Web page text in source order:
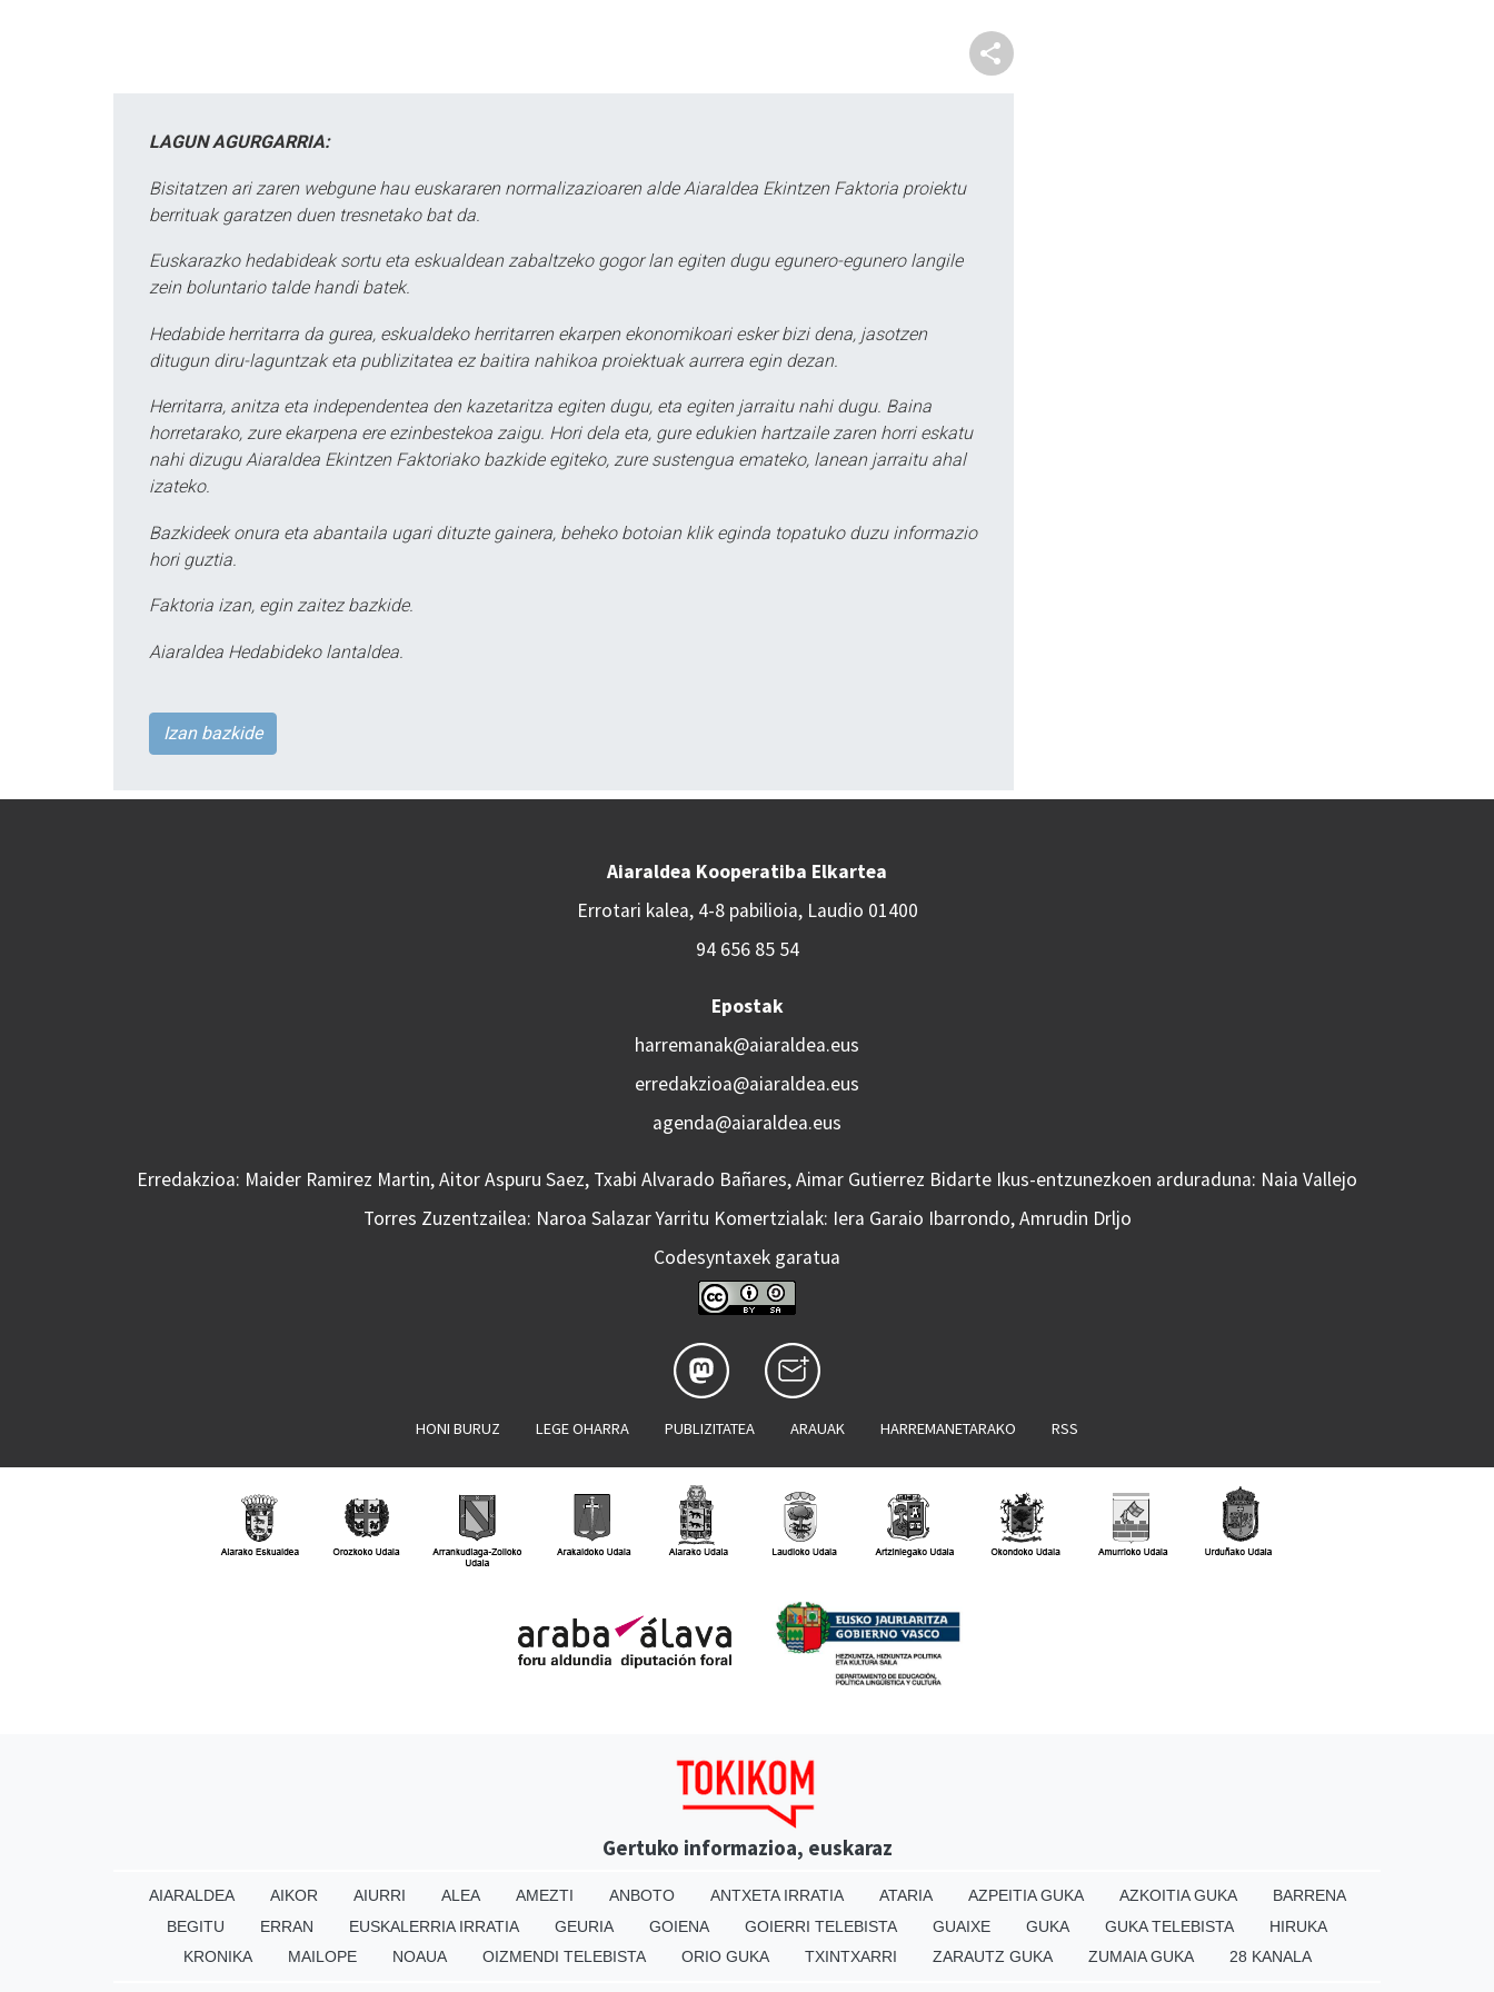
LAGUN AGURGARRIA:
Bisitatzen ari zaren webgune hau euskararen normalizazioaren alde Aiaraldea Ekintzen Faktoria proiektu
berrituak garatzen duen tresnetako bat da.
Euskarazko hedabideak sortu eta eskualdean zabaltzeko gogor lan egiten dugu egunero-egunero langile
zein boluntario talde handi batek.
Hedabide herritarra da gurea, eskualdeko herritarren ekarpen ekonomikoari esker bizi dena, jasotzen
ditugun diru-laguntzak eta publizitatea ez baitira nahikoa proiektuak aurrera egin dezan.
Herritarra, anitza eta independentea den kazetaritza egiten dugu, eta egiten jarraitu nahi dugu. Baina
horretarako, zure ekarpena ere ezinbestekoa zaigu. Hori dela eta, gure edukien hartzaile zaren horri eskatu
nahi dizugu Aiaraldea Ekintzen Faktoriako bazkide egiteko, zure sustengua emateko, lanean jarraitu ahal
izateko.
Bazkideek onura eta abantaila ugari dituzte gainera, beheko botoian klik eginda topatuko duzu informazio
hori guztia.
Faktoria izan, egin zaitez bazkide.
Aiaraldea Hedabideko lantaldea.
Izan bazkide
Aiaraldea Kooperatiba Elkartea
Errotari kalea, 4-8 pabilioia, Laudio 01400
94 656 85 54
Epostak
harremanak@aiaraldea.eus
erredakzioa@aiaraldea.eus
agenda@aiaraldea.eus
Erredakzioa: Maider Ramirez Martin, Aitor Aspuru Saez, Txabi Alvarado Bañares, Aimar Gutierrez Bidarte Ikus-entzunezkoen arduraduna: Naia Vallejo
Torres Zuzentzailea: Naroa Salazar Yarritu Komertzialak: Iera Garaio Ibarrondo, Amrudin Drljo
Codesyntaxek garatua
HONI BURUZ LEGE OHARRA PUBLIZITATEA ARAUAK HARREMANETARAKO RSS
Gertuko informazioa, euskaraz
AIARALDEA AIKOR AIURRI ALEA AMEZTI ANBOTO ANTXETA IRRATIA ATARIA AZPEITIA GUKA AZKOITIA GUKA
BARRENA
BEGITU
ERRAN EUSKALERRIA IRRATIA GEURIA GOIENA GOIERRI TELEBISTA GUAIXE GUKA GUKA TELEBISTA
HIRUKA
KRONIKA
MAILOPE NOAUA OIZMENDI TELEBISTA ORIO GUKA TXINTXARRI ZARAUTZ GUKA ZUMAIA GUKA 28 KANALA